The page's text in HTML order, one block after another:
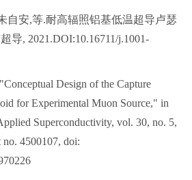
自安,等.耐高辐照铝基低温超导卢瑟
导, 2021.DOI:10.16711/j.1001-
Design of the Capture
for Experimental Muon Source," in
Superconductivity, vol. 30, no. 5,
4500107, doi: